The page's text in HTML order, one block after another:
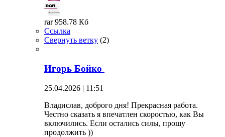
rar 958.78 Кб
Ссылка
Свернуть ветку (2)
Игорь Бойко
25.04.2026 | 11:51
Владислав, доброго дня! Прекрасная работа.
Честно сказать я впечатлен скоростью, как Вы
включились. Если остались силы, прошу
продолжить ))